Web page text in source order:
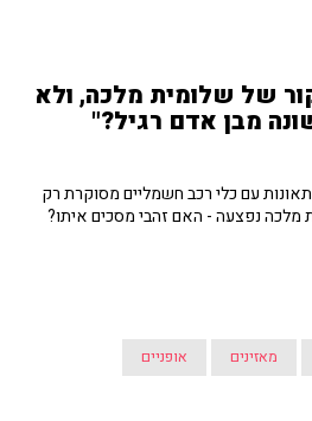
של שלומית מלכה, ולא
מבן אדם רגיל?"
עם כלי רכב חשמליים מסוקרת רק
מלכה נפצעה - האם זהבי מסכים איתו?
מאזינים
אופניים